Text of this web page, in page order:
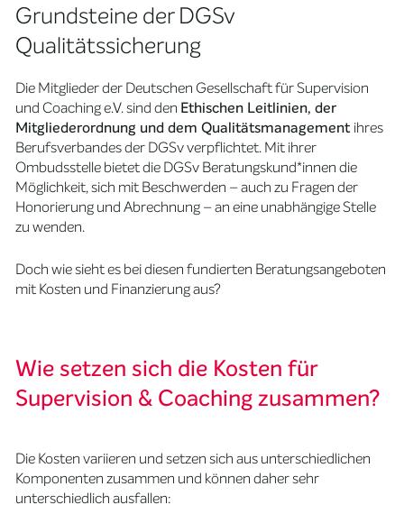
Grundsteine der DGSv
Qualitätssicherung
Die Mitglieder der Deutschen Gesellschaft für Supervision
und Coaching e.V. sind den Ethischen Leitlinien, der
Mitgliederordnung und dem Qualitätsmanagementihres
Berufsverbandes der DGSv verpflichtet. Mit ihrer
Ombudsstelle bietet die DGSv Beratungskund*innen die
Möglichkeit, sich mit Beschwerden – auch zu Fragen der
Honorierung und Abrechnung – an eine unabhängige Stelle
zu wenden.
Doch wie sieht es bei diesen fundierten Beratungsangeboten
mit Kosten und Finanzierung aus?
Wie setzen sich die Kosten für
Supervision & Coaching zusammen?
Die Kosten variieren und setzen sich aus unterschiedlichen
Komponenten zusammen und können daher sehr
unterschiedlich ausfallen: